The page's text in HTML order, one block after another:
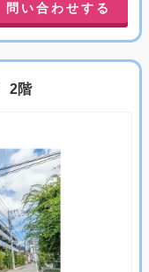
問い合わせする
2階